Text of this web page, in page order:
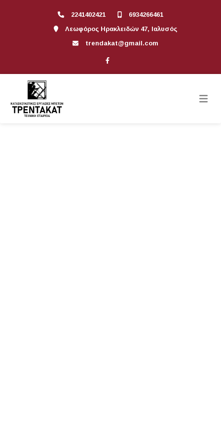
2241402421
6934266461
Λεωφόρος Ηρακλειδών 47, Ιαλυσός
trendakat@gmail.com